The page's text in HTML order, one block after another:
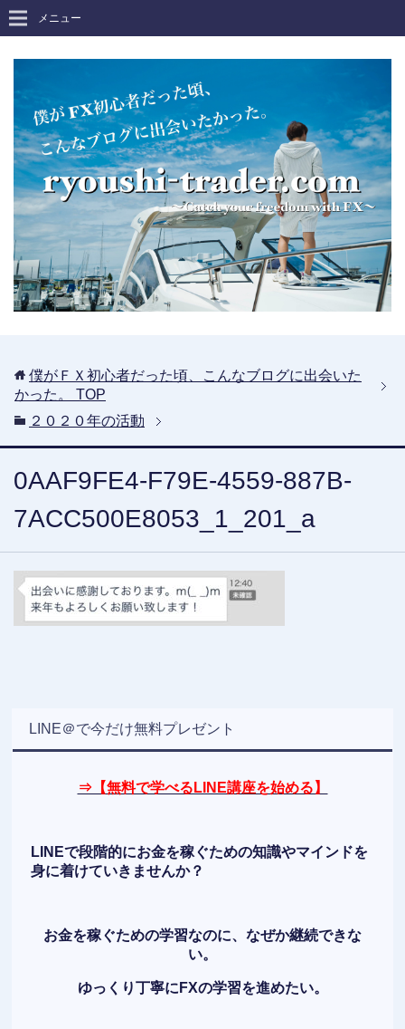
メニュー
僕がＦＸ初心者だった頃、こんなブログに出会いた
かった。
TOP
２０２０年の活動
0AAF9FE4-F79E-4559-887B-
7ACC500E8053_1_201_a
LINE＠で今だけ無料プレゼント
⇒【無料で学べるLINE講座を始める】
LINEで段階的にお金を稼ぐための知識やマインドを
身に着けていきませんか？
お金を稼ぐための学習なのに、なぜか継続できな
い。
ゆっくり丁寧にFXの学習を進めたい。